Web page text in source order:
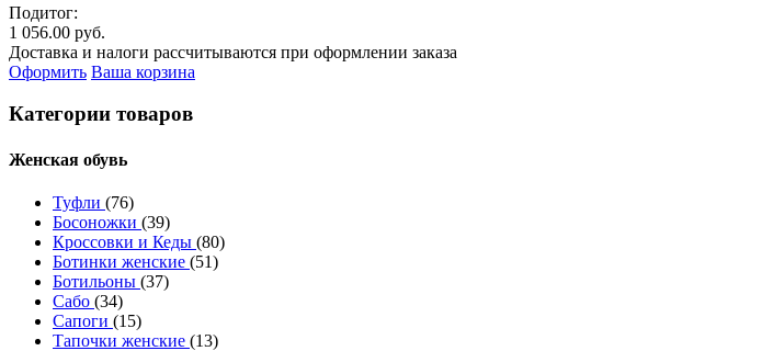
Подитог:
1 056.00 руб.
Доставка и налоги рассчитываются при оформлении заказа
Оформить Ваша корзина
Категории товаров
Женcкая обувь
Туфли (76)
Босоножки (39)
Кроссовки и Кеды (80)
Ботинки женские (51)
Ботильоны (37)
Сабо (34)
Сапоги (15)
Тапочки женские (13)